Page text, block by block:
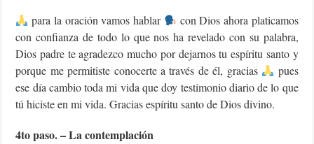
para la oración vamos hablar
con Dios ahora platicamos
con confianza de todo lo que nos ha revelado con su palabra,
Dios padre te agradezco mucho por dejarnos tu espíritu santo y
porque me permitiste conocerte a través de él, gracias
pues
ese día cambio toda mi vida que doy testimonio diario de lo que
tú hiciste en mi vida. Gracias espíritu santo de Dios divino.
4to paso. – La contemplación